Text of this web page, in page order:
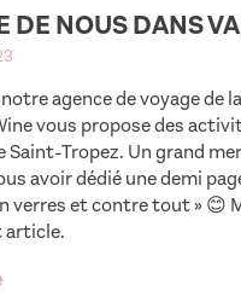
DE NOUS DANS
agence de voyage de
vous propose des
Saint-Tropez. Un grand
avoir dédié une demi
verres et contre tout » 😊
article.